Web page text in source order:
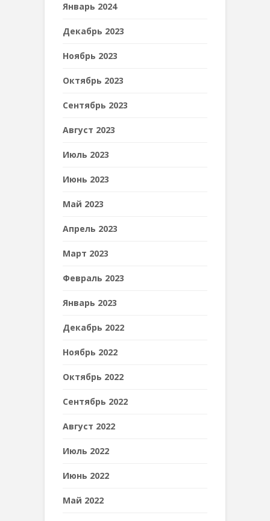
Январь 2024
Декабрь 2023
Ноябрь 2023
Октябрь 2023
Сентябрь 2023
Август 2023
Июль 2023
Июнь 2023
Май 2023
Апрель 2023
Март 2023
Февраль 2023
Январь 2023
Декабрь 2022
Ноябрь 2022
Октябрь 2022
Сентябрь 2022
Август 2022
Июль 2022
Июнь 2022
Май 2022